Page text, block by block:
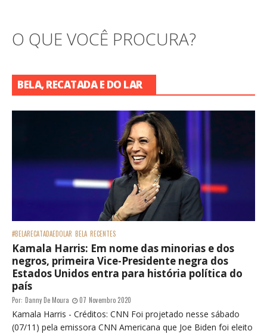
O QUE VOCÊ PROCURA?
BELA, RECATADA E DO LAR
#BELARECATADAEDOLAR BELA RECENTES
Kamala Harris: Em nome das minorias e dos
negros, primeira Vice-Presidente negra dos
Estados Unidos entra para história política do
país
Por: Danny De Moura 07 Novembro 2020
Kamala Harris - Créditos: CNN Foi projetado nesse sábado
(07/11) pela emissora CNN Americana que Joe Biden foi eleito